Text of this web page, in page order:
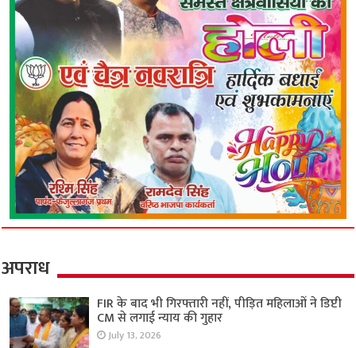
अपराध
FIR के बाद भी गिरफ्तारी नहीं, पीड़ित महिलाओं ने डिप्टी
CM से लगाई न्याय की गुहार
July 13, 2026